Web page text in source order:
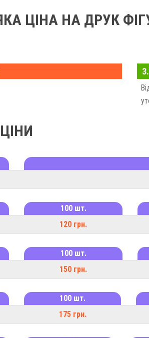
ЦІНА НА ДРУК
але якщо вам потрібно отримати
чим більшу кількість ви замовляєте, тим
точну ціну та купити у нас паперові
ЦІНИ
100 шт.
120 грн.
100 шт.
150 грн.
100 шт.
175 грн.